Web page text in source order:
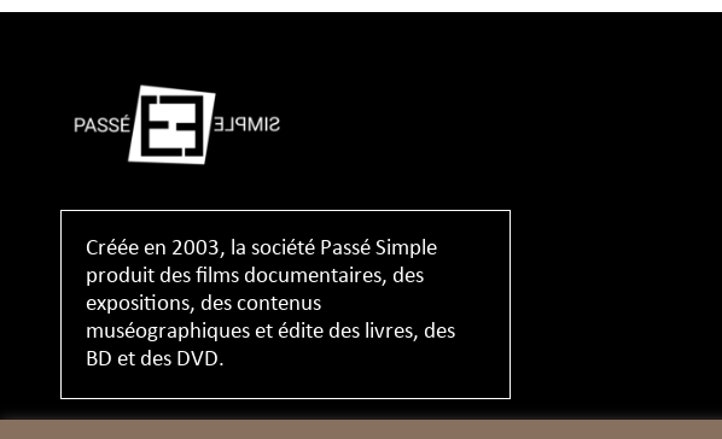
Créée en 2003, la société Passé Simple
produit des films documentaires, des
expositions, des contenus
muséographiques et édite des livres, des
BD et des DVD.